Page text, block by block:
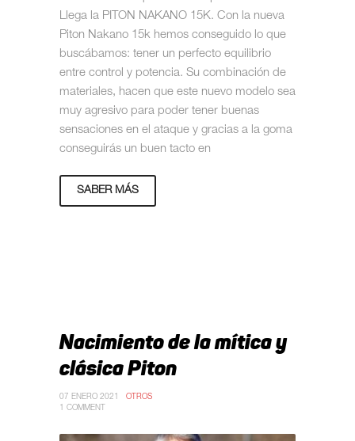
Llega la PITON NAKANO 15K. Con la nueva
Piton Nakano 15k hemos conseguido lo que
buscábamos: tener un perfecto equilibrio
entre control y potencia. Su combinación de
materiales, hacen que este nuevo modelo sea
muy agresivo para poder tener buenas
sensaciones en el ataque y gracias a la goma
conseguirás un buen tacto en
SABER MÁS
Nacimiento de la mítica y
clásica Piton
07 ENERO 2021
OTROS
1 COMMENT